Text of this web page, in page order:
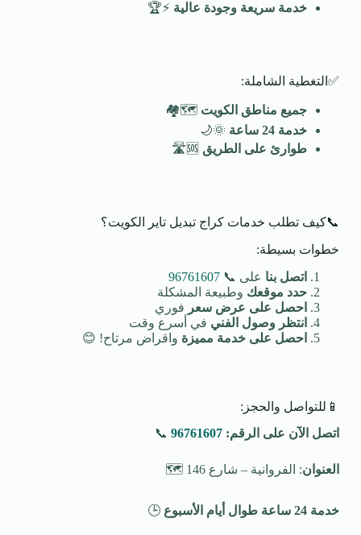
خدمة سريعة وجودة عالية ⚡🏆
✅التغطية الشاملة:
جميع مناطق الكويت 🗺️🏘️
خدمة 24 ساعة
🌞🌙
طوارئ على الطريق
📞كيف تطلب خدمات كراج تبديل تاير الكويت؟
خطوات بسيطة:
اتصل بنا على 📞 96761607
حدد موقعك وطبيعة المشكلة
احصل على عرض سعر فوري
انتظر وصول الفني في أسرع وقت
احصل على خدمة مميزة واقراض مرتاح! 😊
📱للتواصل والحجز:
اتصل الآن على الرقم: 96761607
📞
العنوان: الفروانية – شارع 146 🗺️
خدمة 24 ساعة طوال أيام الأسبوع 🕒